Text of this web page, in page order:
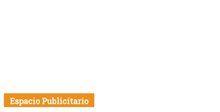
Espacio Publicitario